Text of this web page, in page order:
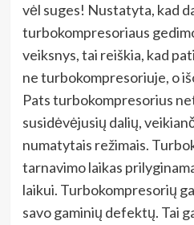
vėl suges! Nustatyta, kad
turbokompresoriaus
veiksnys, tai reiškia, kad
ne turbokompresoriuje, o
Pats turbokompresorius
susidėvėjusių dalių,
numatytais režimais.
tarnavimo laikas
laikui. Turbokompresorių
savo gaminių defektų. Tai